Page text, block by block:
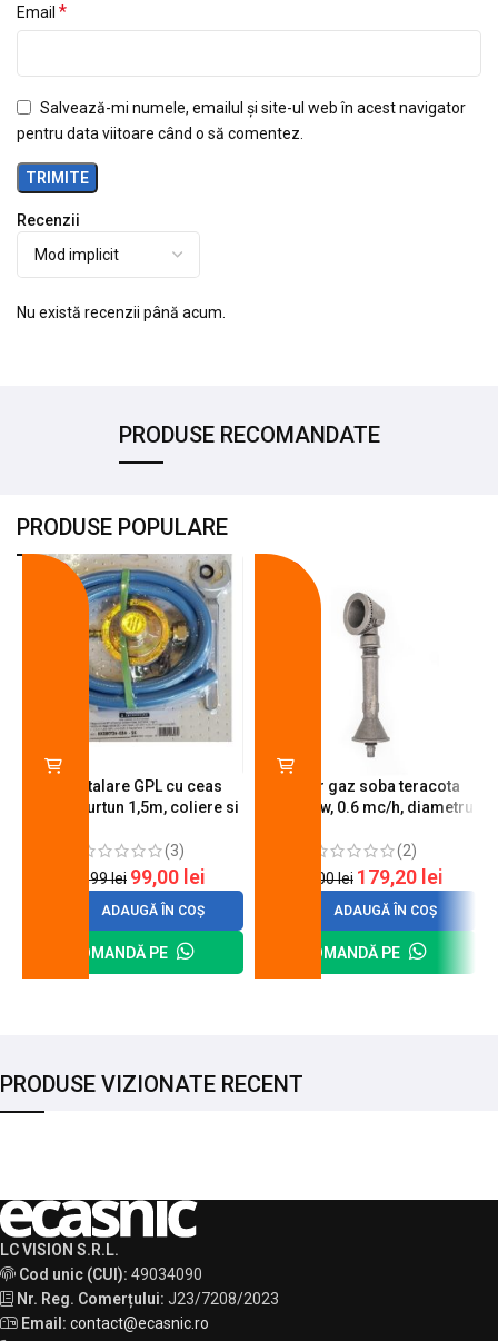
Recenzii
Nu există recenzii până acum.
Email *
Salvează-mi numele, emailul și site-ul web în acest navigator
pentru data viitoare când o să comentez.
PRODUSE RECOMANDATE
PRODUSE POPULARE
Kit instalare GPL cu ceas
butelie, furtun 1,5m, coliere si
(3)
120,99lei 99,00 lei
ADAUGĂ ÎN COȘ
COMANDĂ PE
Arzator gaz soba teracota
A600, 6 kw, 0.6 mc/h, diametru
(2)
200,00lei 179,20 lei
ADAUGĂ ÎN COȘ
COMANDĂ PE
PRODUSE VIZIONATE RECENT
LC VISION S.R.L.
Cod unic (CUI): 49034090
Nr. Reg. Comerțului: J23/7208/2023
Email: contact@ecasnic.ro